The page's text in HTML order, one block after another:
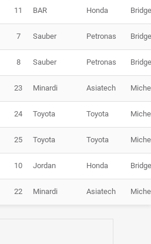
11 BAR Honda
7 Sauber Petronas
8 Sauber Petronas
23 Minardi Asiatech
24 Toyota Toyota
25 Toyota Toyota
10 Jordan Honda
22 Minardi Asiatech